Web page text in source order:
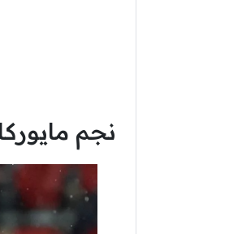
نجم